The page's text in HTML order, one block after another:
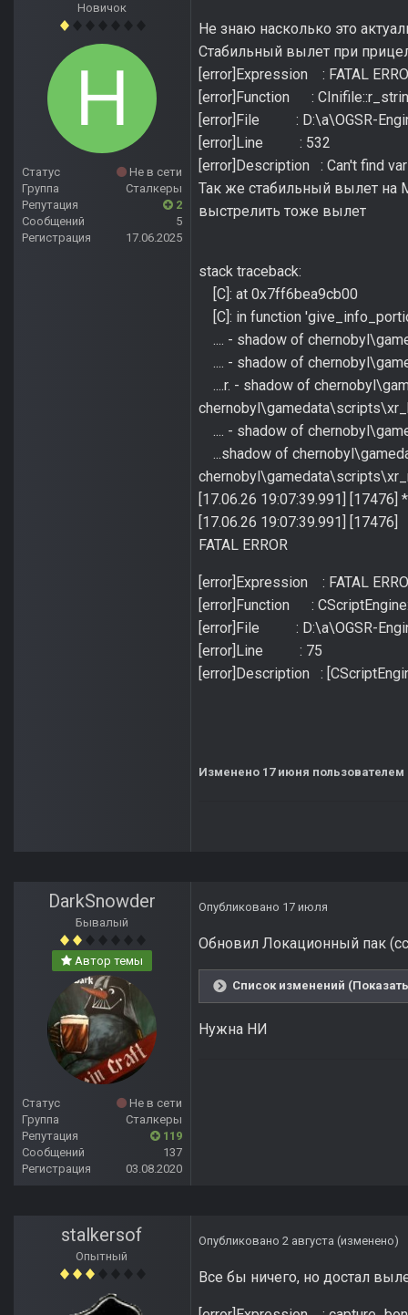
Новичок
Статус
Не в сети
Группа
Сталкеры
Репутация
2
Сообщений
5
Регистрация
17.06.2025
Не знаю насколько это
Стабильный вылет при
[error]Expression : FATAL
[error]Function :
[error]File : D:\a\OGSR-
[error]Line : 532
[error]Description : Can't find
Так же стабильный вылет на
выстрелить тоже вылет
stack traceback:
[C]: at 0x7ff6bea9cb00
[C]: in function
.... - shadow of
.... - shadow of
....r. - shadow of
.... - shadow of
...shadow of
[17.06.26 19:07:39.991]
[17.06.26 19:07:39.991] [17476]
FATAL ERROR
[error]Expression : FATAL
[error]Function :
[error]File : D:\a\OGSR-
[error]Line : 75
[error]Description :
Изменено 17 июня пользователем
DarkSnowder
Бывалый
Автор темы
Статус
Не в сети
Группа
Сталкеры
Репутация
119
Сообщений
137
Регистрация
03.08.2020
Опубликовано 17 июля
Обновил Локационный пак
Список изменений
Нужна НИ
stalkersof
Опытный
Опубликовано 2 августа (изменено)
Все бы ничего, но достал